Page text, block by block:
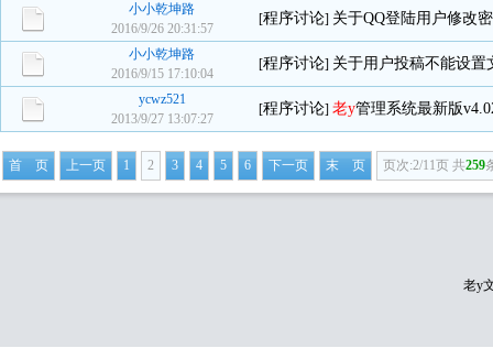
小小乾坤路
2016/9/26 20:31:57
[程序讨论] 关于QQ登陆用户修改
小小乾坤路
2016/9/15 17:10:04
[程序讨论] 关于用户投稿不能设置
ycwz521
2013/9/27 13:07:27
[程序讨论] 老y管理系统最新版
首 页 上一页 1 2 3 4 5 6 下一页 末 页 页次:2/11页 共259
老y